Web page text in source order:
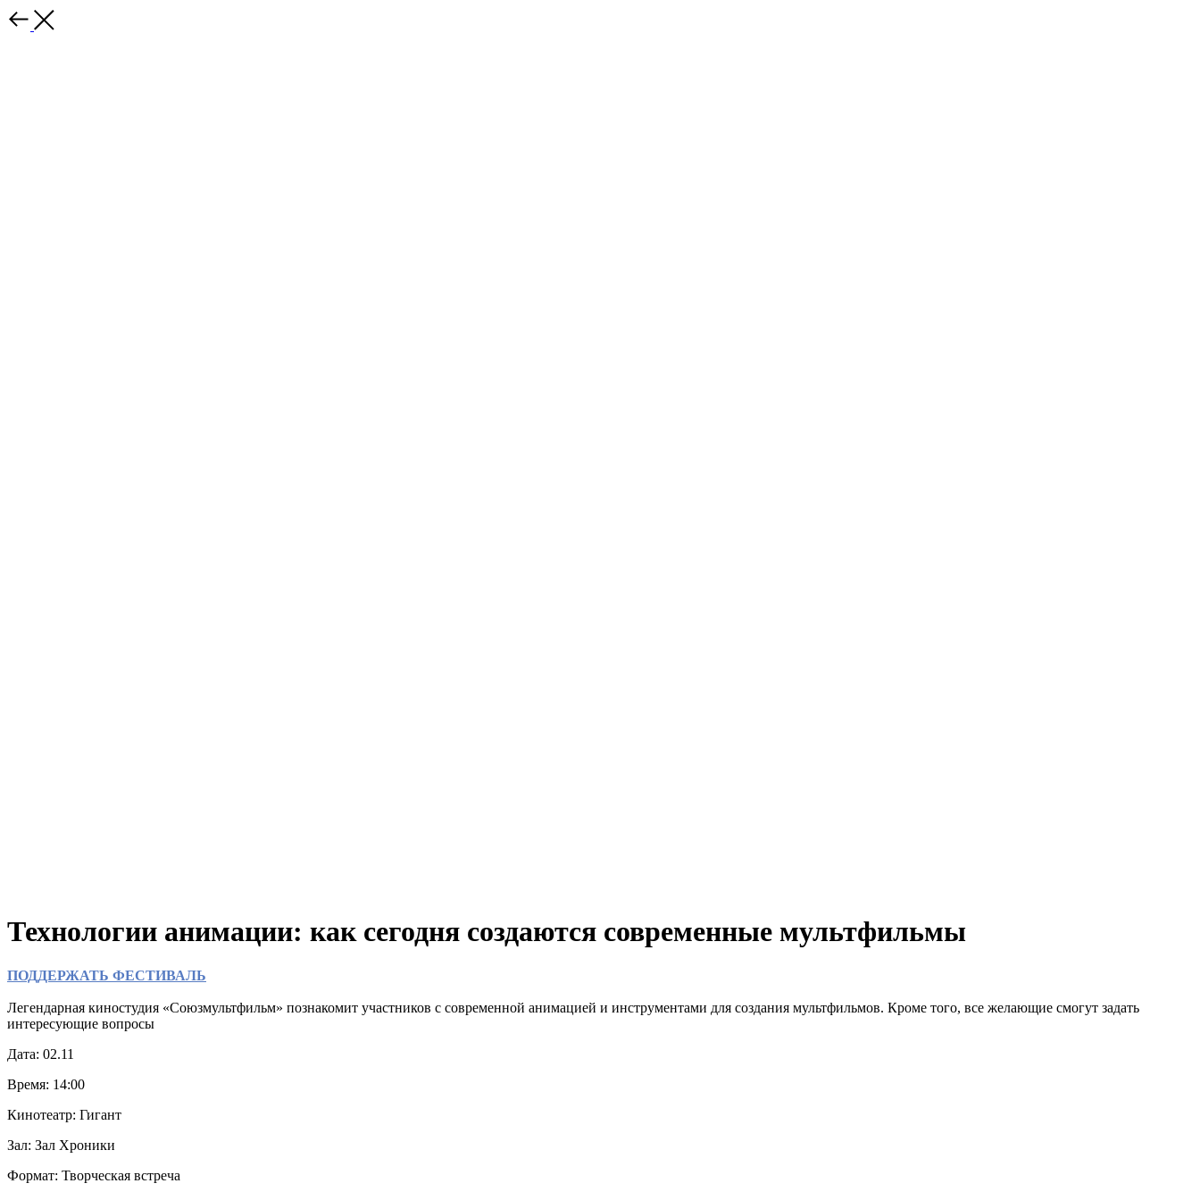
Технологии анимации: как сегодня создаются современные мультфильмы
ПОДДЕРЖАТЬ ФЕСТИВАЛЬ
Легендарная киностудия «Союзмультфильм» познакомит участников с современной анимацией и инструментами для создания мультфильмов. Кроме того, все желающие смогут задать
интересующие вопросы
Дата: 02.11
Время: 14:00
Кинотеатр: Гигант
Зал: Зал Хроники
Формат: Творческая встреча